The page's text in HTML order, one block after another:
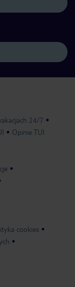
24/7
Opinie TUI
cookies